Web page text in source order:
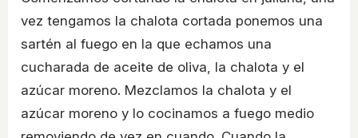
vez tengamos la chalota cortada ponemos una
sartén al fuego en la que echamos una
cucharada de aceite de oliva, la chalota y el
azúcar moreno. Mezclamos la chalota y el
azúcar moreno y lo cocinamos a fuego medio